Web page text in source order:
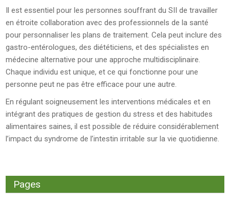
Il est essentiel pour les personnes souffrant du SII de travailler
en étroite collaboration avec des professionnels de la santé
pour personnaliser les plans de traitement. Cela peut inclure des
gastro-entérologues, des diététiciens, et des spécialistes en
médecine alternative pour une approche multidisciplinaire.
Chaque individu est unique, et ce qui fonctionne pour une
personne peut ne pas être efficace pour une autre.
En régulant soigneusement les interventions médicales et en
intégrant des pratiques de gestion du stress et des habitudes
alimentaires saines, il est possible de réduire considérablement
l’impact du syndrome de l’intestin irritable sur la vie quotidienne.
Pages